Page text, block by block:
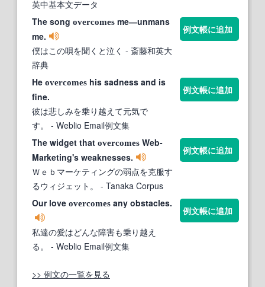
英中基本文データ
The song overcomes me―unmans
me.
僕はこの唄を聞くと泣く - 斎藤和英大
辞典
例文帳に追加
He overcomes his sadness and is
fine.
彼は悲しみを乗り越えて元気で
す。
- Weblio Email例文集
例文帳に追加
The widget that overcomes Web-
Marketing's weaknesses.
Ｗｅｂマーケティングの弱点を克服す
るウィジェット。
- Tanaka Corpus
例文帳に追加
Our love overcomes any obstacles.
私達の愛はどんな障害も乗り越え
る。
- Weblio Email例文集
例文帳に追加
>> 例文の一覧を見る